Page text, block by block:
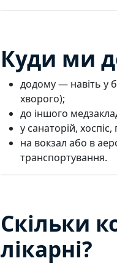
Куди ми
додому — навіть у
хворого);
до іншого
у санаторій, хоспіс,
на вокзал або в
транспортування.
Скільки
лікарні?